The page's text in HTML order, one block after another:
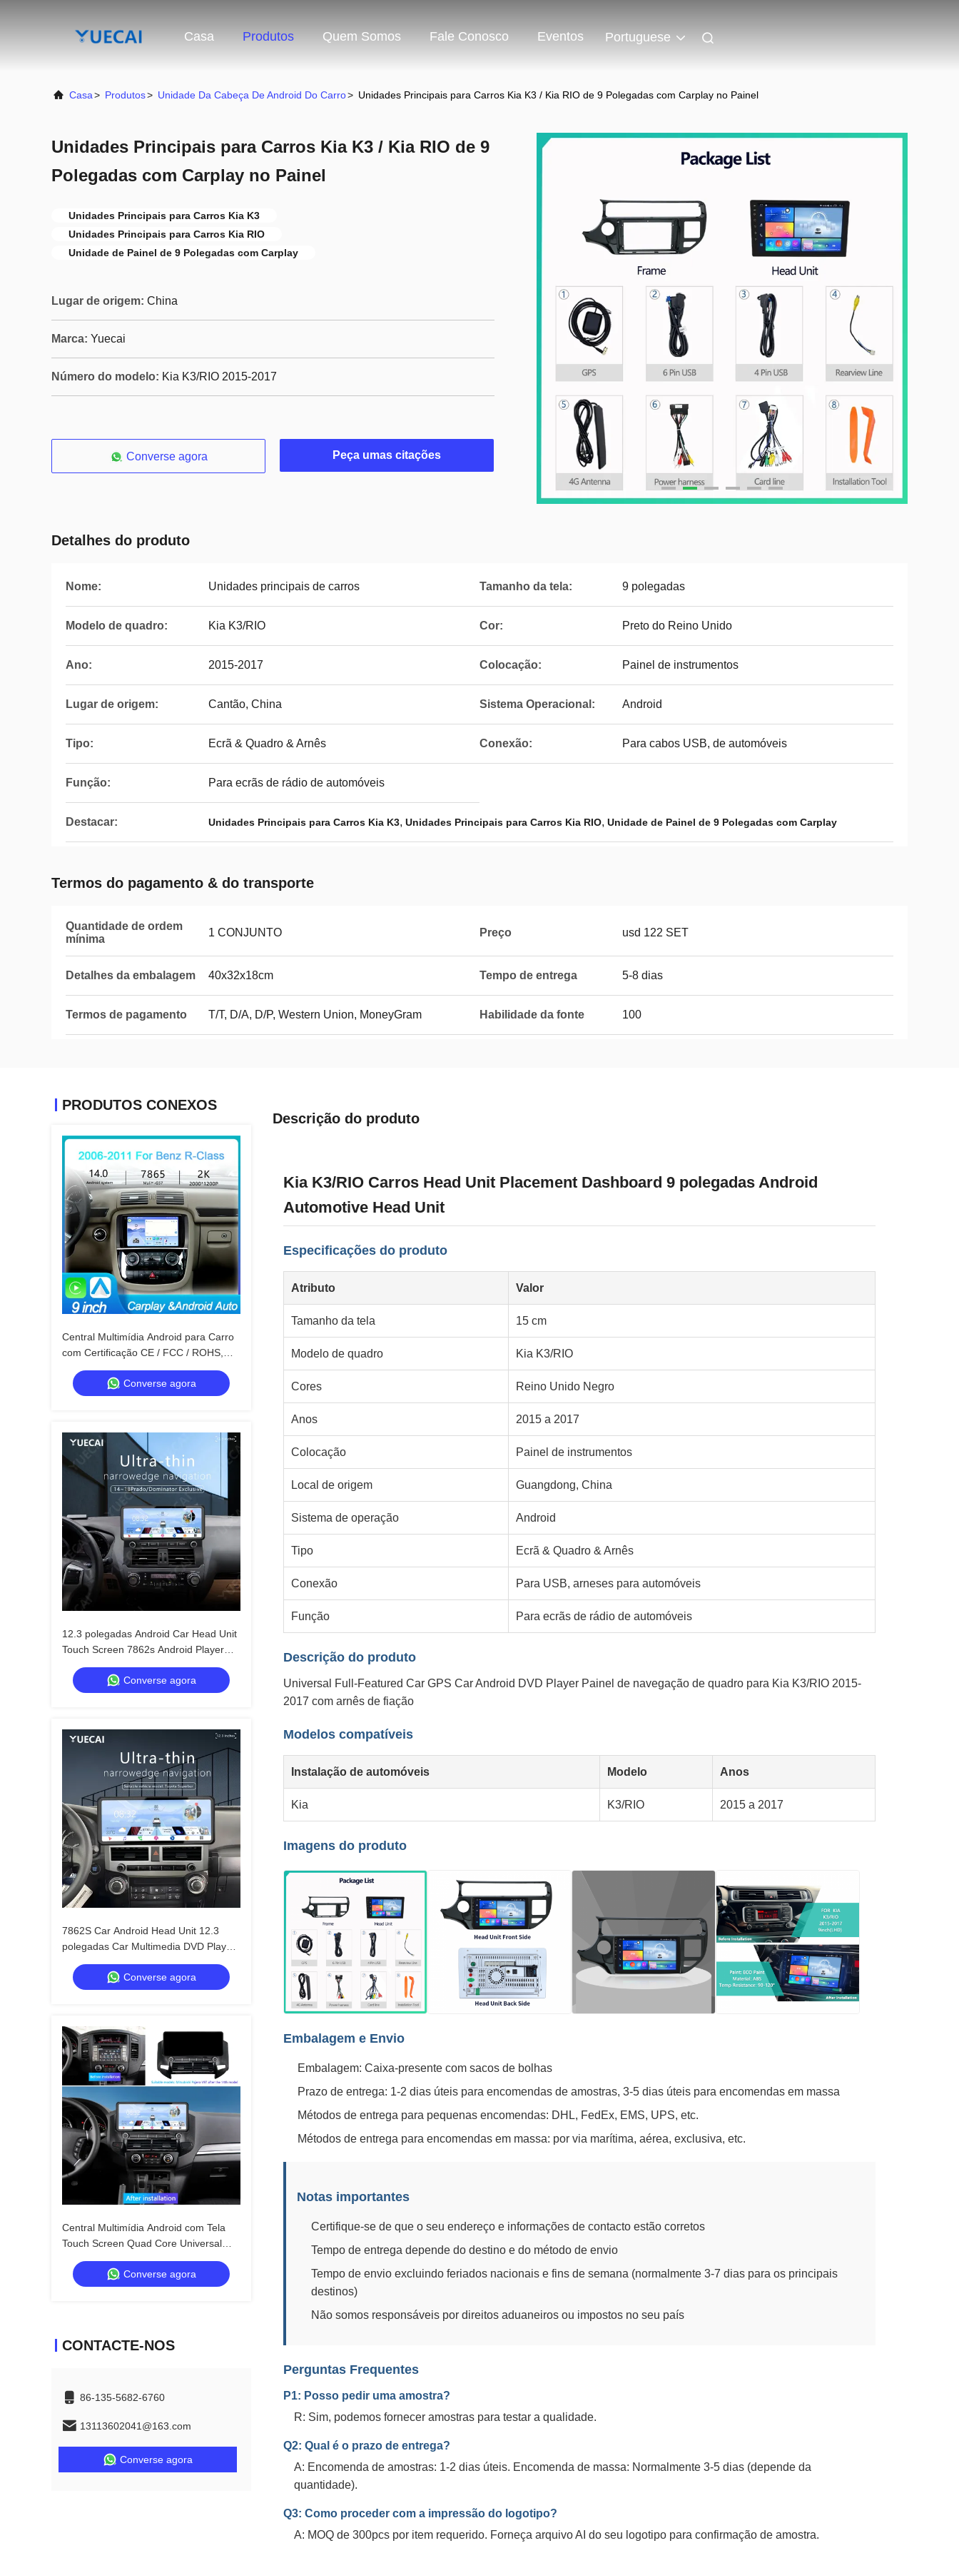
Casa Produtos Quem Somos Fale Conosco Eventos Portuguese
Casa> Produtos> Unidade Da Cabeça De Android Do Carro> Unidades Principais para Carros Kia K3 / Kia RIO de 9 Polegadas com Carplay no Painel
Unidades Principais para Carros Kia K3 / Kia RIO de 9
Polegadas com Carplay no Painel
Unidades Principais para Carros Kia K3
Unidades Principais para Carros Kia RIO
Unidade de Painel de 9 Polegadas com Carplay
Lugar de origem: China
Marca: Yuecai
Número do modelo: Kia K3/RIO 2015-2017
Converse agora Peça umas citações
Detalhes do produto
Nome: Unidades principais de carros Tamanho da tela: 9 polegadas
Modelo de quadro: Kia K3/RIO Cor: Preto do Reino Unido
Ano: 2015-2017 Colocação: Painel de instrumentos
Lugar de origem: Cantão, China Sistema Operacional: Android
Tipo: Ecrã & Quadro & Arnês Conexão: Para cabos USB, de automóveis
Função: Para ecrãs de rádio de automóveis
Destacar: Unidades Principais para Carros Kia K3, Unidades Principais para Carros Kia RIO, Unidade de Painel de 9 Polegadas com Carplay
Termos do pagamento & do transporte
Quantidade de ordem
mínima
1 CONJUNTO Preço usd 122 SET
Detalhes da embalagem 40x32x18cm Tempo de entrega 5-8 dias
Termos de pagamento T/T, D/A, D/P, Western Union, MoneyGram Habilidade da fonte 100
PRODUTOS CONEXOS
Central Multimídia Android para Carro
com Certificação CE / FCC / ROHS,
Tela de 9 Polegadas com Saída de
Áudio 4 X 50wConverse agora
12.3 polegadas Android Car Head Unit
Touch Screen 7862s Android Player
Para Prado Dominator
Converse agora
7862S Car Android Head Unit 12.3
polegadas Car Multimedia DVD Player
4G + 64G Para Toyota Superbar 2007 -
2021
Converse agora
Central Multimídia Android com Tela
Touch Screen Quad Core Universal
DVD Player Automotivo 12.3
Polegadas Para Mitsubishi Pajero V97
Converse agora
CONTACTE-NOS
86-135-5682-6760
13113602041@163.com
Converse agora
Descrição do produto
Kia K3/RIO Carros Head Unit Placement Dashboard 9 polegadas Android
Automotive Head Unit
Especificações do produto
Atributo Valor
Tamanho da tela 15 cm
Modelo de quadro Kia K3/RIO
Cores Reino Unido Negro
Anos 2015 a 2017
Colocação Painel de instrumentos
Local de origem Guangdong, China
Sistema de operação Android
Tipo Ecrã & Quadro & Arnês
Conexão Para USB, arneses para automóveis
Função Para ecrãs de rádio de automóveis
Descrição do produto
Universal Full-Featured Car GPS Car Android DVD Player Painel de navegação de quadro para Kia K3/RIO 2015-
2017 com arnês de fiação
Modelos compatíveis
Instalação de automóveis Modelo Anos
Kia K3/RIO 2015 a 2017
Imagens do produto
Embalagem e Envio
Embalagem: Caixa-presente com sacos de bolhas
Prazo de entrega: 1-2 dias úteis para encomendas de amostras, 3-5 dias úteis para encomendas em massa
Métodos de entrega para pequenas encomendas: DHL, FedEx, EMS, UPS, etc.
Métodos de entrega para encomendas em massa: por via marítima, aérea, exclusiva, etc.
Notas importantes
Certifique-se de que o seu endereço e informações de contacto estão corretos
Tempo de entrega depende do destino e do método de envio
Tempo de envio excluindo feriados nacionais e fins de semana (normalmente 3-7 dias para os principais
destinos)
Não somos responsáveis por direitos aduaneiros ou impostos no seu país
Perguntas Frequentes
P1: Posso pedir uma amostra?
R: Sim, podemos fornecer amostras para testar a qualidade.
Q2: Qual é o prazo de entrega?
A: Encomenda de amostras: 1-2 dias úteis. Encomenda de massa: Normalmente 3-5 dias (depende da
quantidade).
Q3: Como proceder com a impressão do logotipo?
A: MOQ de 300pcs por item requerido. Forneça arquivo AI do seu logotipo para confirmação de amostra.